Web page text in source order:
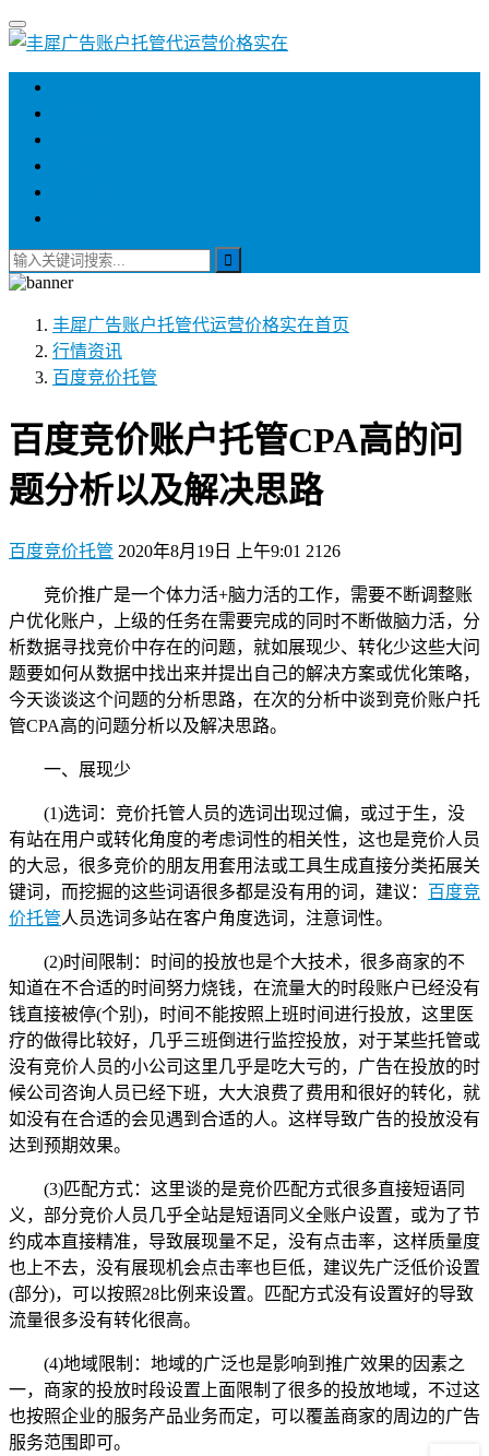
丰犀广告账户托管代运营价格实在首页
行情资讯
百度竞价托管
百度竞价账户托管CPA高的问
题分析以及解决思路
百度竞价托管 2020年8月19日 上午9:01 2126
竞价推广是一个体力活+脑力活的工作，需要不断调整账
户优化账户，上级的任务在需要完成的同时不断做脑力活，分
析数据寻找竞价中存在的问题，就如展现少、转化少这些大问
题要如何从数据中找出来并提出自己的解决方案或优化策略，
今天谈谈这个问题的分析思路，在次的分析中谈到竞价账户托
管CPA高的问题分析以及解决思路。
一、展现少
(1)选词：竞价托管人员的选词出现过偏，或过于生，没
有站在用户或转化角度的考虑词性的相关性，这也是竞价人员
的大忌，很多竞价的朋友用套用法或工具生成直接分类拓展关
键词，而挖掘的这些词语很多都是没有用的词，建议： 百度竞
价托管人员选词多站在客户角度选词，注意词性。
(2)时间限制：时间的投放也是个大技术，很多商家的不
知道在不合适的时间努力烧钱，在流量大的时段账户已经没有
钱直接被停(个别)，时间不能按照上班时间进行投放，这里医
疗的做得比较好，几乎三班倒进行监控投放，对于某些托管或
没有竞价人员的小公司这里几乎是吃大亏的，广告在投放的时
候公司咨询人员已经下班，大大浪费了费用和很好的转化，就
如没有在合适的会见遇到合适的人。这样导致广告的投放没有
达到预期效果。
(3)匹配方式：这里谈的是竞价匹配方式很多直接短语同
义，部分竞价人员几乎全站是短语同义全账户设置，或为了节
约成本直接精准，导致展现量不足，没有点击率，这样质量度
也上不去，没有展现机会点击率也巨低，建议先广泛低价设置
(部分)，可以按照28比例来设置。匹配方式没有设置好的导致
流量很多没有转化很高。
(4)地域限制：地域的广泛也是影响到推广效果的因素之
一，商家的投放时段设置上面限制了很多的投放地域，不过这
也按照企业的服务产品业务而定，可以覆盖商家的周边的广告
服务范围即可。